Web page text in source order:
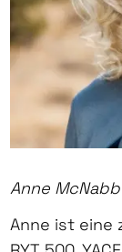
Anne McNabb
Anne ist eine